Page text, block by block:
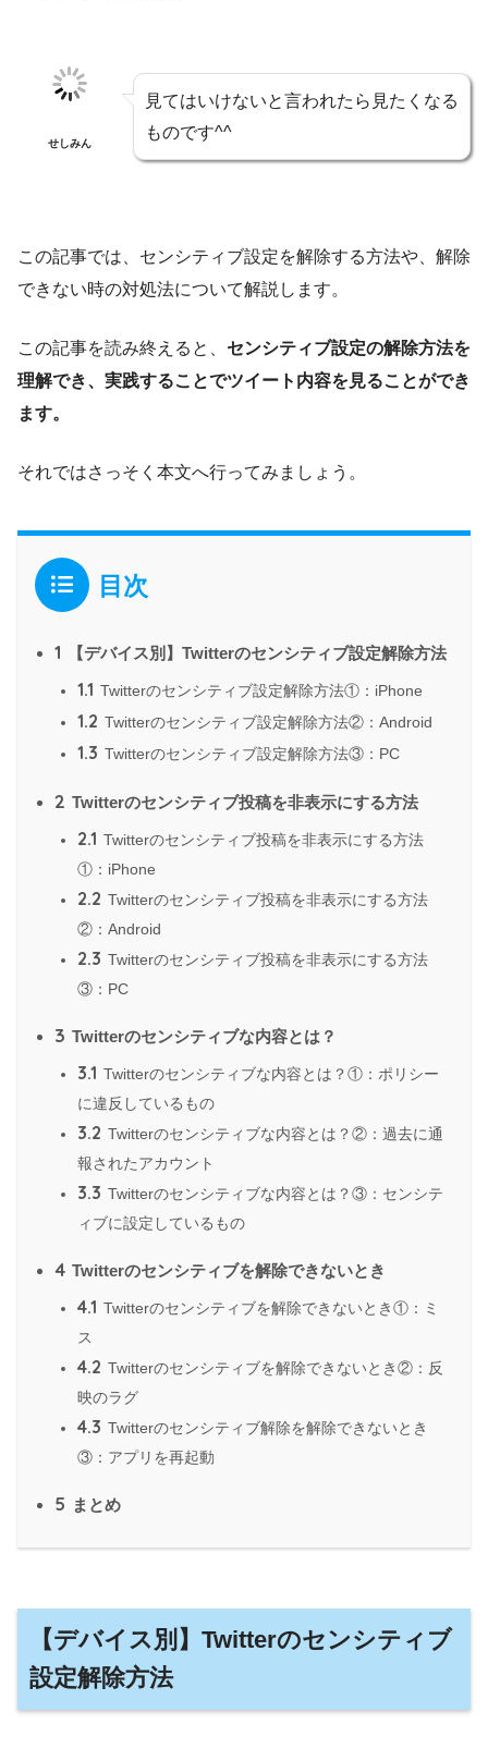
せしみん
見てはいけないと言われたら見たくなる
ものです^^
この記事では、センシティブ設定を解除する方法や、解除
できない時の対処法について解説します。
この記事を読み終えると、 センシティブ設定の解除方法を
理解でき、実践することでツイート内容を見ることができ
ます。
それではさっそく本文へ行ってみましょう。
目次
1 【デバイス別】Twitterのセンシティブ設定解除方法
1.1 Twitterのセンシティブ設定解除方法①：iPhone
1.2 Twitterのセンシティブ設定解除方法②：Android
1.3 Twitterのセンシティブ設定解除方法③：PC
2 Twitterのセンシティブ投稿を非表示にする方法
2.1 Twitterのセンシティブ投稿を非表示にする方法
①：iPhone
2.2 Twitterのセンシティブ投稿を非表示にする方法
②：Android
2.3 Twitterのセンシティブ投稿を非表示にする方法
③：PC
3 Twitterのセンシティブな内容とは？
3.1 Twitterのセンシティブな内容とは？①：ポリシー
に違反しているもの
3.2 Twitterのセンシティブな内容とは？②：過去に通
報されたアカウント
3.3 Twitterのセンシティブな内容とは？③：センシテ
ィブに設定しているもの
4 Twitterのセンシティブを解除できないとき
4.1 Twitterのセンシティブを解除できないとき①：ミ
ス
4.2 Twitterのセンシティブを解除できないとき②：反
映のラグ
4.3 Twitterのセンシティブ解除を解除できないとき
③：アプリを再起動
5 まとめ
【デバイス別】Twitterのセンシティブ
設定解除方法